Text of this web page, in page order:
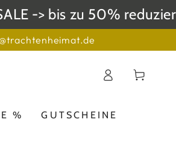
-> bis zu 50%
% GUTSCHEINE
EinloggenWarenkorb